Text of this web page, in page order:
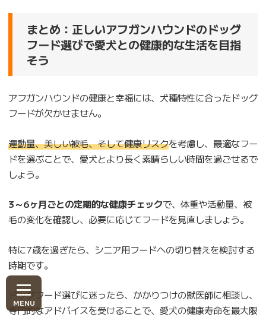
まとめ：正しいアフガンハウンドのドッグ
フード選びで愛犬との健康的な生活を目指
そう
アフガンハウンドの健康と幸福には、犬種特性に合ったドッグ
フードが欠かせません。
運動量、美しい被毛、そして健康リスクを考慮し、最適なフー
ドを選ぶことで、愛犬とより長く素晴らしい時間を過ごせるで
しょう。
3～6ヶ月ごとの定期的な健康チェックで、体重や活動量、被
毛の変化を確認し、必要に応じてフードを見直しましょう。
特に7歳を過ぎたら、シニア用フードへの切り替えを検討する
時期です。
ドッグフード選びに迷ったら、かかりつけの獣医師に相談し、
専門的なアドバイスを受けることで、愛犬の健康寿命を最大限